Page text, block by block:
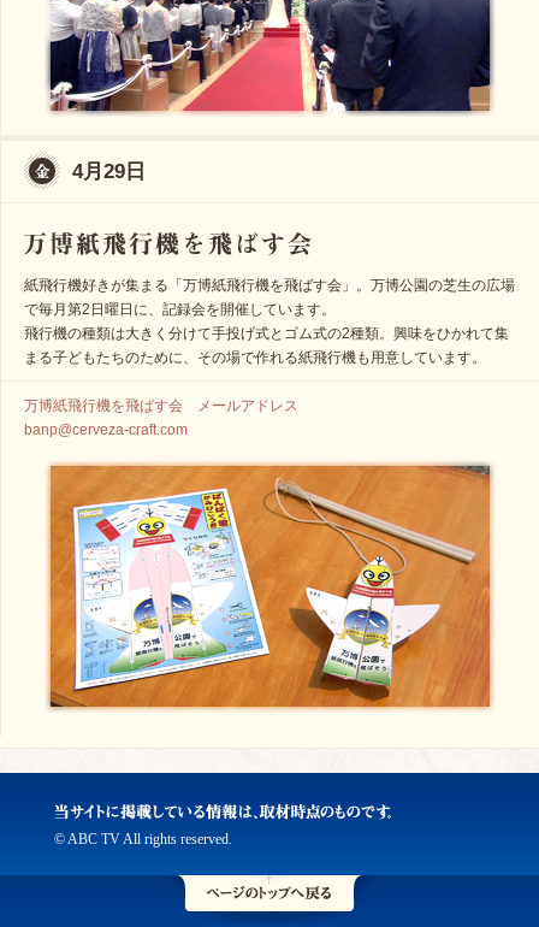
4月29日
紙飛行機好きが集まる「万博紙飛行機を飛ばす会」。万博公園の芝生の広場
で毎月第2日曜日に、記録会を開催しています。
飛行機の種類は大きく分けて手投げ式とゴム式の2種類。興味をひかれて集
まる子どもたちのために、その場で作れる紙飛行機も用意しています。
万博紙飛行機を飛ばす会 メールアドレス
banp@cerveza-craft.com
© ABC TV All rights reserved.